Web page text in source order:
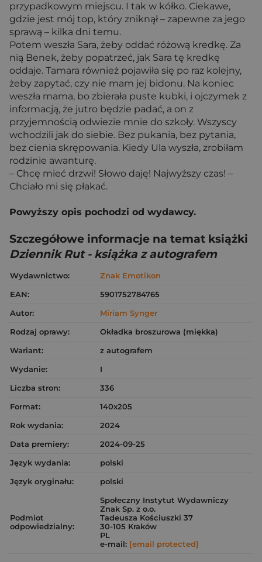
przypadkowym miejscu. I tak w kółko. Ciekawe,
gdzie jest mój top, który zniknął – zapewne za jego
sprawą – kilka dni temu.
Potem weszła Sara, żeby oddać różową kredkę. Za
nią Benek, żeby popatrzeć, jak Sara tę kredkę
oddaje. Tamara również pojawiła się po raz kolejny,
żeby zapytać, czy nie mam jej bidonu. Na koniec
weszła mama, bo zbierała puste kubki, i ojczymek z
informacją, że jutro będzie padać, a on z
przyjemnością odwiezie mnie do szkoły. Wszyscy
wchodzili jak do siebie. Bez pukania, bez pytania,
bez cienia skrępowania. Kiedy Ula wyszła, zrobiłam
rodzinie awanturę.
– Chcę mieć drzwi! Słowo daję! Najwyższy czas! –
Chciało mi się płakać.
Powyższy opis pochodzi od wydawcy.
Szczegółowe informacje na temat książki
Dziennik Rut - książka z autografem
Wydawnictwo:
Znak Emotikon
EAN:
5901752784765
Autor:
Miriam Synger
Rodzaj oprawy:
Okładka broszurowa (miękka)
Wariant:
z autografem
Wydanie:
I
Liczba stron:
336
Format:
140x205
Rok wydania:
2024
Data premiery:
2024-09-25
Język wydania:
polski
Język oryginału:
polski
Podmiot
odpowiedzialny:
Społeczny Instytut Wydawniczy
Znak Sp. z o.o.
Tadeusza Kościuszki 37
30-105 Kraków
PL
e-mail: [email protected]